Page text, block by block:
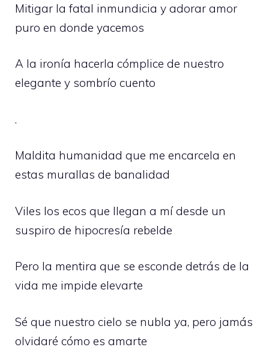
Mitigar la fatal inmundicia y adorar amor
puro en donde yacemos
A la ironía hacerla cómplice de nuestro
elegante y sombrío cuento
.
Maldita humanidad que me encarcela en
estas murallas de banalidad
Viles los ecos que llegan a mí desde un
suspiro de hipocresía rebelde
Pero la mentira que se esconde detrás de la
vida me impide elevarte
Sé que nuestro cielo se nubla ya, pero jamás
olvidaré cómo es amarte